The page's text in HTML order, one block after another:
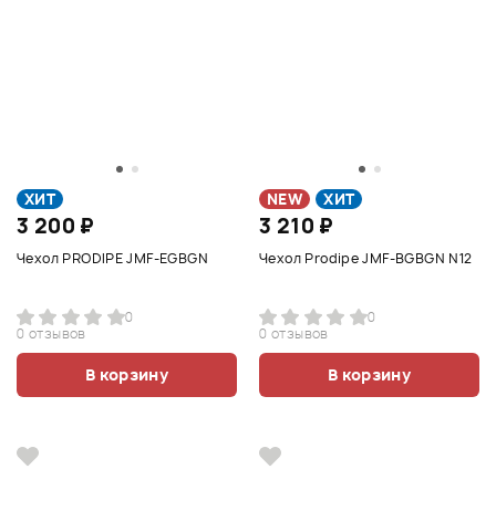
ХИТ
3 200 ₽
Чехол PRODIPE JMF-EGBGN
0
0 отзывов
В корзину
NEW ХИТ
3 210 ₽
Чехол Prodipe JMF-BGBGN N12
0
0 отзывов
В корзину